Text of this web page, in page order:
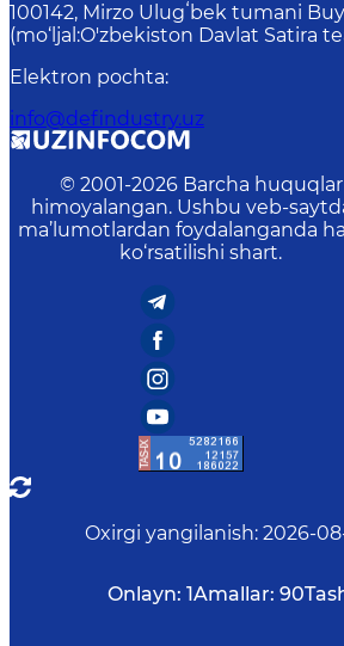
100142, Mirzo Ulugʻbek tumani
(mo‘ljal:O'zbekiston Davlat Satira
Elektron pochta:
info@defindustry.uz
© 2001-2026 Barcha huquqlar
himoyalangan. Ushbu veb-
ma’lumotlardan foydalanganda
ko‘rsatilishi shart.
Oxirgi yangilanish: 2026-
Onlayn: 1Amallar: 90